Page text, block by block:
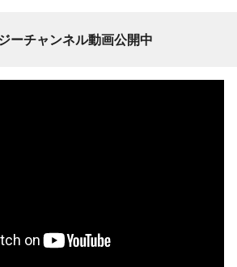
ーチャンネル動画公開中